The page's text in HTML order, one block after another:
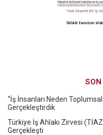
“İş İnsanları Neden Toplumsal
Gerçekleştirdik
Türkiye İş Ahlakı Zirvesi
Gerçekleşti